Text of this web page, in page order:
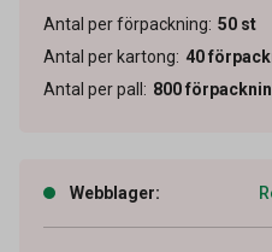
Antal per förpackning: 50 st
Antal per kartong: 40
Antal per pall : 800
Webblager: